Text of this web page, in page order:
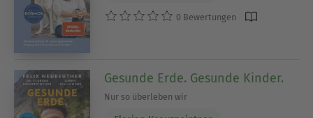
0 Bewertungen
Gesunde Erde. Gesunde Kinder.
Nur so überleben wir